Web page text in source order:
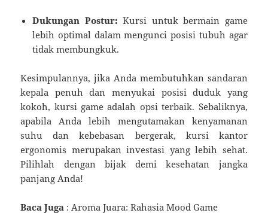
Dukungan Postur: Kursi untuk bermain game
lebih optimal dalam mengunci posisi tubuh agar
tidak membungkuk.
Kesimpulannya, jika Anda membutuhkan sandaran
kepala penuh dan menyukai posisi duduk yang
kokoh, kursi game adalah opsi terbaik. Sebaliknya,
apabila Anda lebih mengutamakan kenyamanan
suhu dan kebebasan bergerak, kursi kantor
ergonomis merupakan investasi yang lebih sehat.
Pilihlah dengan bijak demi kesehatan jangka
panjang Anda!
Baca Juga : Aroma Juara: Rahasia Mood Game